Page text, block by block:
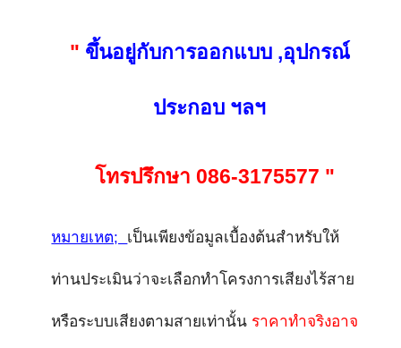
" ขึ้นอยู่กับการออกแบบ ,อุปกรณ์
ประกอบ ฯลฯ
โทรปรึกษา 086-3175577 "
หมายเหต; เป็นเพียงข้อมูลเบื้องต้นสำหรับให้
ท่านประเมินว่าจะเลือกทำโครงการเสียงไร้สาย
หรือระบบเสียงตามสายเท่านั้น ราคาทำจริงอาจ